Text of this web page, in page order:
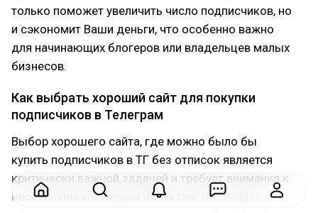
только поможет увеличить число подписчиков, но
и сэкономит Ваши деньги, что особенно важно
для начинающих блогеров или владельцев малых
бизнесов.
Как выбрать хороший сайт для покупки
подписчиков в Телеграм
Выбор хорошего сайта, где можно было бы
купить подписчиков в ТГ без отписок является
критически важной задачей и требует внимания к
нескольким ключевым аспектам. Во-первых,